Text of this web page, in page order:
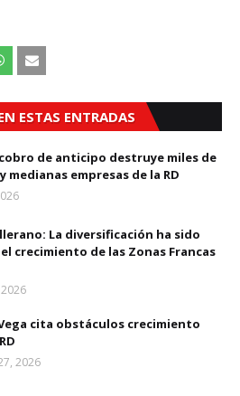
ESTAS ENTRADAS
de anticipo destruye miles de
medianas empresas de la RD
La diversificación ha sido
crecimiento de las Zonas Francas
cita obstáculos crecimiento
2026